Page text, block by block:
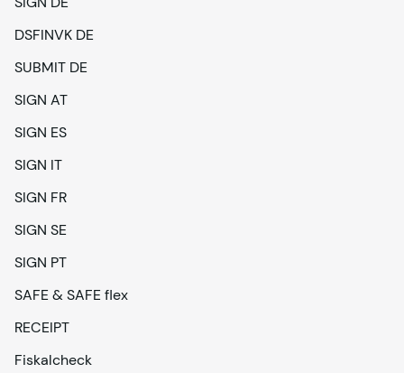
DSFINVK DE
SUBMIT DE
SIGN AT
SIGN ES
SIGN IT
SIGN FR
SIGN SE
SIGN PT
SAFE & SAFE flex
RECEIPT
Fiskalcheck